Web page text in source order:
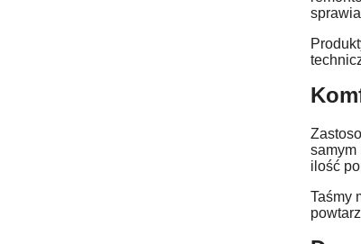
samym
ilość
Taśmy